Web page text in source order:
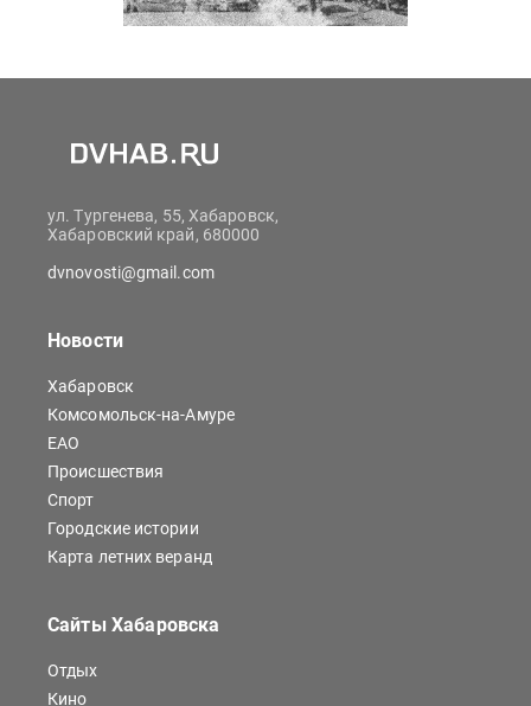
ул. Тургенева, 55, Хабаровск,
Хабаровский край, 680000
dvnovosti@gmail.com
Новости
Хабаровск
Комсомольск-на-Амуре
ЕАО
Происшествия
Спорт
Городские истории
Карта летних веранд
Сайты Хабаровска
Отдых
Кино